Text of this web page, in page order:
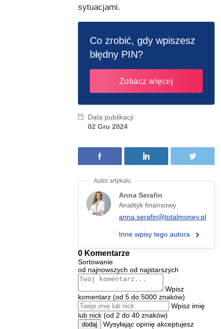
sytuacjami.
Co zrobić, gdy wpiszesz
błędny PIN?
Zobacz więcej
Data publikacji:
02 Gru 2024
Anna Serafin
Analityk finansowy
anna.serafin@totalmoney.pl
Inne wpisy tego autora
0 Komentarze
Sortowanie
od najnowszych od najstarszych
Wpisz
komentarz (od 5 do 5000 znaków)
Wpisz imię
lub nick (od 2 do 40 znaków)
dodaj
Wysyłając opinię akceptujesz